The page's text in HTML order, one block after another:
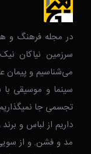
در مجله فرهنگ و
سرزمین نیاکان
می‌شناسیم و پیمان
سینما و موسیقی با
تجسمی جا
داریم از لباس و
مد و فشن. و از